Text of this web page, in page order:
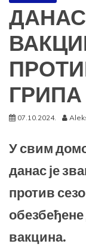
ГРИПА
07.10.2024.
У свим
данас је
против
вакцина.